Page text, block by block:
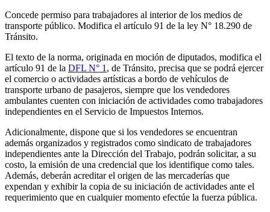
Concede permiso para trabajadores al interior de los medios de
transporte público. Modifica el artículo 91 de la ley N° 18.290 de
Tránsito.
El texto de la norma, originada en moción de diputados, modifica el
artículo 91 de la DFL N° 1 , de Tránsito, precisa que se podrá ejercer
el comercio o actividades artísticas a bordo de vehículos de
transporte urbano de pasajeros, siempre que los vendedores
ambulantes cuenten con iniciación de actividades como trabajadores
independientes en el Servicio de Impuestos Internos.
Adicionalmente, dispone que si los vendedores se encuentran
además organizados y registrados como sindicato de trabajadores
independientes ante la Dirección del Trabajo, podrán solicitar, a su
costo, la emisión de una credencial que los identifique como tales.
Además, deberán acreditar el origen de las mercaderías que
expendan y exhibir la copia de su iniciación de actividades ante el
requerimiento que en cualquier momento efectúe la fuerza pública.